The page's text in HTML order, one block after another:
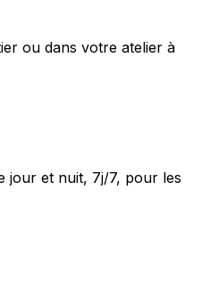
ou dans votre atelier à
jour et nuit, 7j/7, pour les